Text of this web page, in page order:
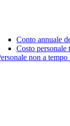
Conto annuale
Costo personale
non a